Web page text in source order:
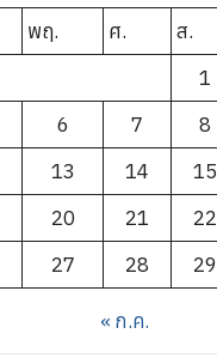
พฤ. ศ. ส.
1
6 7 8
13 14 15
20 21 22
27 28 29
« ก.ค.